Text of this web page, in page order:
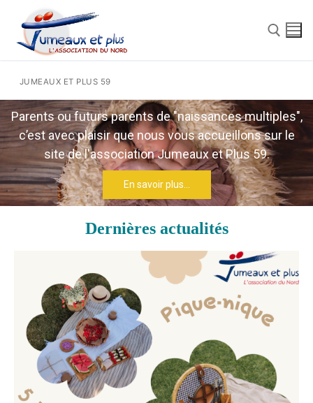
L’association du Nord
La Fédération Nationale
Des chiffres
Nos partenaires
Nos Actions
La mise à disposition
Nos services
Nos valeurs
S’engager
Rejoignez-nous
Contactez-nous
Connexion
JUMEAUX ET PLUS 59
Parents ou futurs parents de "naissances multiples",
c’est avec plaisir que nous vous accueillons sur le
site de l'association Jumeaux et Plus 59.
En savoir plus...
Dernières actualités